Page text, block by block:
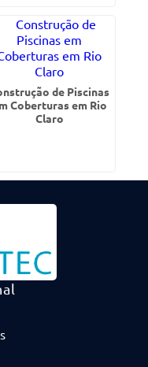
de Piscinas
Coberturas em Rio
Claro